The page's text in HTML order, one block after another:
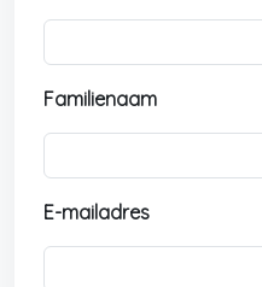
Familienaam
E-mailadres